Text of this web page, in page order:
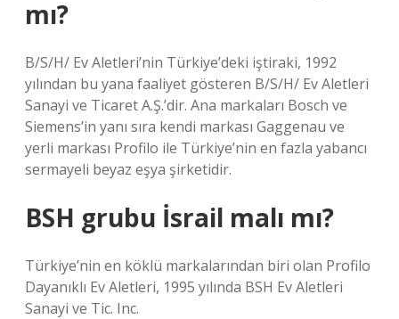
mı?
B/S/H/ Ev Aletleri’nin Türkiye’deki iştiraki, 1992
yılından bu yana faaliyet gösteren B/S/H/ Ev Aletleri
Sanayi ve Ticaret A.Ş.’dir. Ana markaları Bosch ve
Siemens’in yanı sıra kendi markası Gaggenau ve
yerli markası Profilo ile Türkiye’nin en fazla yabancı
sermayeli beyaz eşya şirketidir.
BSH grubu İsrail malı mı?
Türkiye’nin en köklü markalarından biri olan Profilo
Dayanıklı Ev Aletleri, 1995 yılında BSH Ev Aletleri
Sanayi ve Tic. Inc.